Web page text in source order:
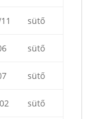
sütő
sütő
sütő
sütő